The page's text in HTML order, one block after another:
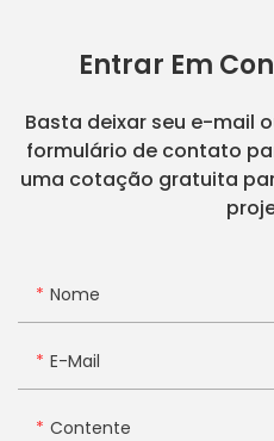
Entrar Em
Basta deixar seu e-mail
formulário de contato
uma cotação gratuita
Nome
E-Mail
Contente